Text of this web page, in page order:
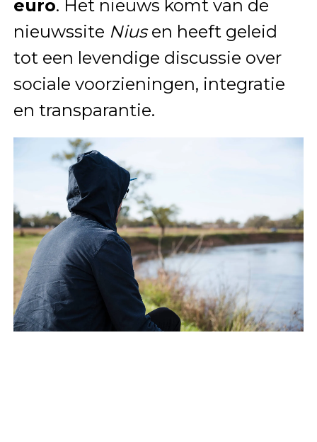
euro. Het nieuws komt van de
nieuwssite Niusen heeft geleid
tot een levendige discussie over
sociale voorzieningen, integratie
en transparantie.